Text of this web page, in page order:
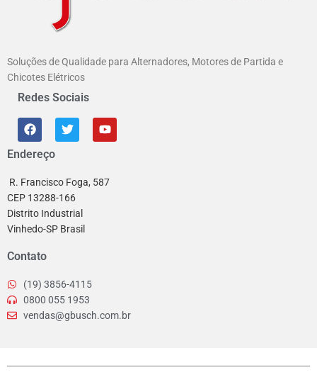
Soluções de Qualidade para Alternadores, Motores de Partida e
Chicotes Elétricos
Redes Sociais
Endereço
R. Francisco Foga, 587
CEP 13288-166
Distrito Industrial
Vinhedo-SP Brasil
Contato
(19) 3856-4115
0800 055 1953
vendas@gbusch.com.br